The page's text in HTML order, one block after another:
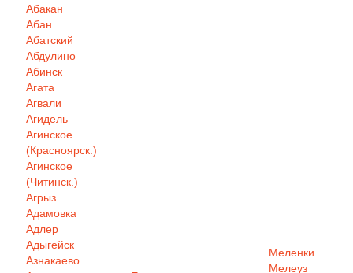
Абакан
Абан
Абатский
Абдулино
Абинск
Агата
Агвали
Агидель
Агинское
(Красноярск.)
Агинское
(Читинск.)
Агрыз
Адамовка
Адлер
Адыгейск
Азнакаево
Меленки
Мелеуз